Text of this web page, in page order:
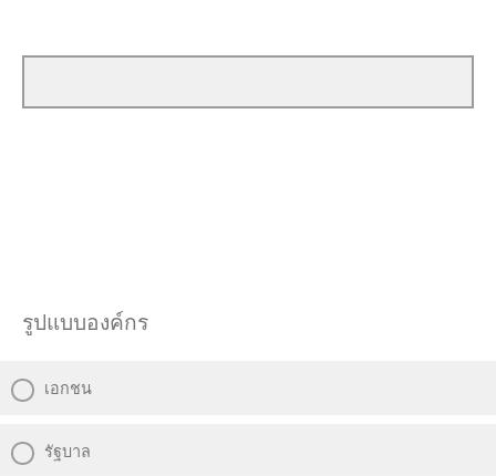
รูปแบบองค์กร
เอกชน
รัฐบาล